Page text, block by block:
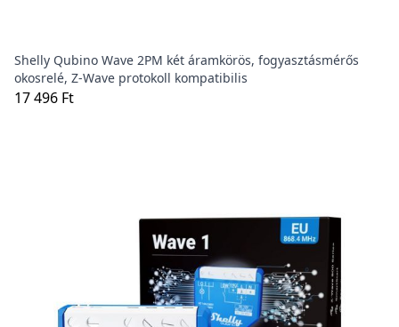
Shelly Qubino Wave 2PM két áramkörös, fogyasztásmérős
okosrelé, Z-Wave protokoll kompatibilis
17 496 Ft